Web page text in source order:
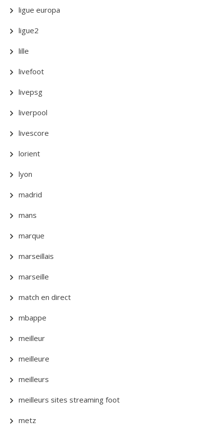
ligue europa
ligue2
lille
livefoot
livepsg
liverpool
livescore
lorient
lyon
madrid
mans
marque
marseillais
marseille
match en direct
mbappe
meilleur
meilleure
meilleurs
meilleurs sites streaming foot
metz